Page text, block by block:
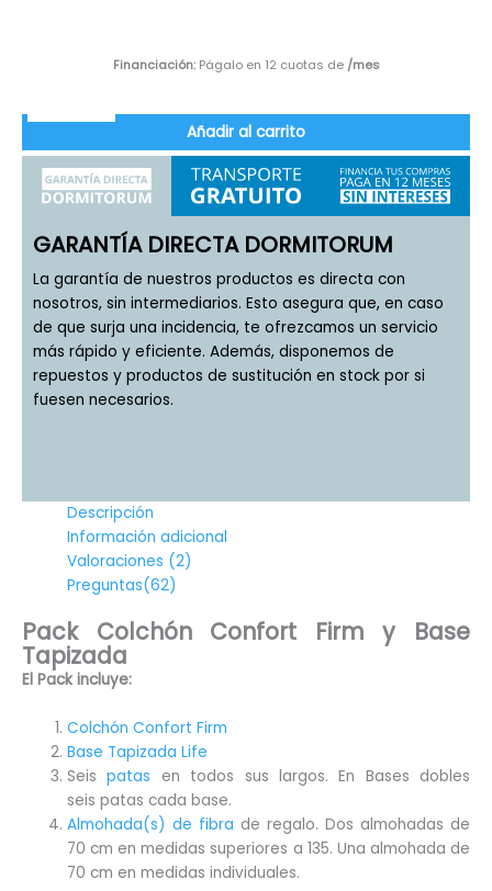
Financiación: Págalo en 12 cuotas de /mes
Añadir al carrito
GARANTÍA DIRECTA DORMITORUM
La garantía de nuestros productos es directa con
nosotros, sin intermediarios. Esto asegura que, en caso
de que surja una incidencia, te ofrezcamos un servicio
más rápido y eficiente. Además, disponemos de
repuestos y productos de sustitución en stock por si
fuesen necesarios.
Descripción
Información adicional
Valoraciones (2)
Preguntas(62)
Pack Colchón Confort Firm y Base
Tapizada
El Pack incluye:
Colchón Confort Firm
Base Tapizada Life
Seispatas en todos sus largos. En Bases dobles
seis patas cada base.
Almohada(s) de fibra de regalo. Dos almohadas de
70 cm en medidas superiores a 135. Una almohada de
70 cm en medidas individuales.